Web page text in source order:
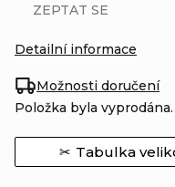
Možnosti doručení
Položka byla
Tabulka
Detailní informace
ZEPTAT SE